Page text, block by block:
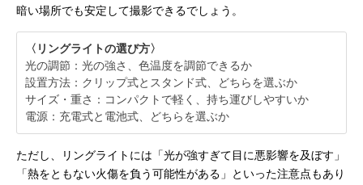
暗い場所でも安定して撮影できるでしょう。
〈リングライトの選び方〉
光の調節：光の強さ、色温度を調節できるか
設置方法：クリップ式とスタンド式、どちらを選ぶか
サイズ・重さ：コンパクトで軽く、持ち運びしやすいか
電源：充電式と電池式、どちらを選ぶか
ただし、リングライトには「光が強すぎて目に悪影響を及ぼす」
「熱をともない火傷を負う可能性がある」といった注意点もあり